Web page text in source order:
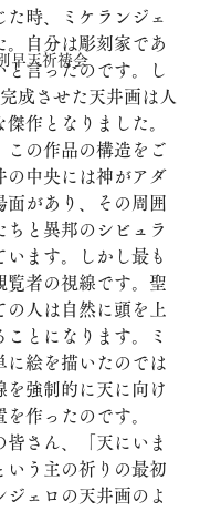
早天祈祷会
時、ミケランジェ
。自分は彫刻家であ
と言ったのです。し
成させた天井画は人
作となりました。
この作品の構造をご
の中央には神がアダ
面があり、その周囲
ちと異邦のシビュラ
います。しかし最も
覧者の視線です。聖
の人は自然に頭を上
ことになります。ミ
に絵を描いたのでは
を強制的に天に向け
作ったのです。
皆さん、「天にいま
いう主の祈りの最初
ジェロの天井画のよ